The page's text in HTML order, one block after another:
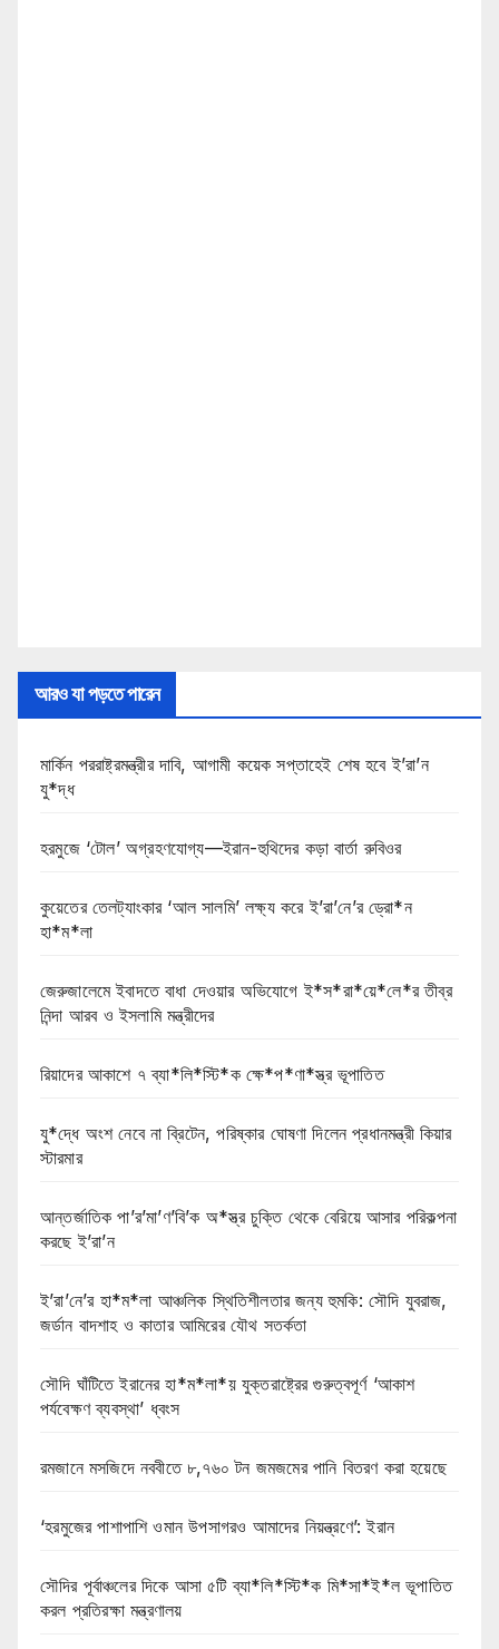
আরও যা পড়তে পারেন
মার্কিন পররাষ্ট্রমন্ত্রীর দাবি, আগামী কয়েক সপ্তাহেই শেষ হবে ই’রা’ন
যু*দ্ধ
হরমুজে ‘টোল’ অগ্রহণযোগ্য—ইরান-হুথিদের কড়া বার্তা রুবিওর
কুয়েতের তেলট্যাংকার ‘আল সালমি’ লক্ষ্য করে ই’রা’নে’র ড্রো*ন
হা*ম*লা
জেরুজালেমে ইবাদতে বাধা দেওয়ার অভিযোগে ই*স*রা*য়ে*লে*র তীব্র
নিন্দা আরব ও ইসলামি মন্ত্রীদের
রিয়াদের আকাশে ৭ ব্যা*লি*স্টি*ক ক্ষে*প*ণা*স্ত্র ভূপাতিত
যু*দ্ধে অংশ নেবে না ব্রিটেন, পরিষ্কার ঘোষণা দিলেন প্রধানমন্ত্রী কিয়ার
স্টারমার
আন্তর্জাতিক পা’র’মা’ণ’বি’ক অ*স্ত্র চুক্তি থেকে বেরিয়ে আসার পরিকল্পনা
করছে ই’রা’ন
ই’রা’নে’র হা*ম*লা আঞ্চলিক স্থিতিশীলতার জন্য হুমকি: সৌদি যুবরাজ,
জর্ডান বাদশাহ ও কাতার আমিরের যৌথ সতর্কতা
সৌদি ঘাঁটিতে ইরানের হা*ম*লা*য় যুক্তরাষ্ট্রের গুরুত্বপূর্ণ ‘আকাশ
পর্যবেক্ষণ ব্যবস্থা’ ধ্বংস
রমজানে মসজিদে নববীতে ৮,৭৬০ টন জমজমের পানি বিতরণ করা হয়েছে
‘হরমুজের পাশাপাশি ওমান উপসাগরও আমাদের নিয়ন্ত্রণে’: ইরান
সৌদির পূর্বাঞ্চলের দিকে আসা ৫টি ব্যা*লি*স্টি*ক মি*সা*ই*ল ভূপাতিত
করল প্রতিরক্ষা মন্ত্রণালয়